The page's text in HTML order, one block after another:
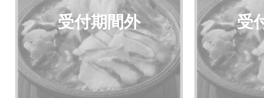
受付期間外 受